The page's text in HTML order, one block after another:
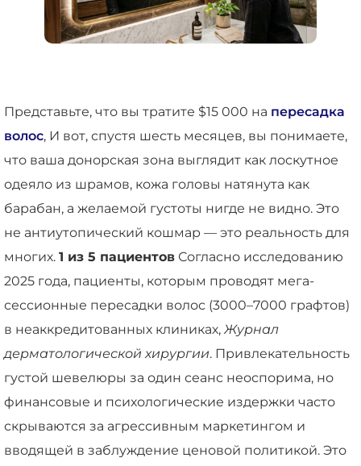
Представьте, что вы тратите $15 000 на пересадка
волос, И вот, спустя шесть месяцев, вы понимаете,
что ваша донорская зона выглядит как лоскутное
одеяло из шрамов, кожа головы натянута как
барабан, а желаемой густоты нигде не видно. Это
не антиутопический кошмар — это реальность для
многих. 1 из 5 пациентов Согласно исследованию
2025 года, пациенты, которым проводят мега-
сессионные пересадки волос (3000–7000 графтов)
в неаккредитованных клиниках,Журнал
дерматологической хирургии. Привлекательность
густой шевелюры за один сеанс неоспорима, но
финансовые и психологические издержки часто
скрываются за агрессивным маркетингом и
вводящей в заблуждение ценовой политикой. Это